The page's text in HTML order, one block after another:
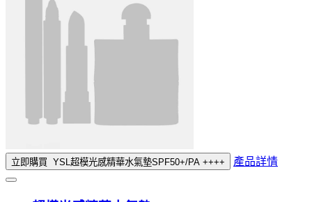
立即購買 YSL超模光感精華水氣墊SPF50+/PA ++++ 產品詳情